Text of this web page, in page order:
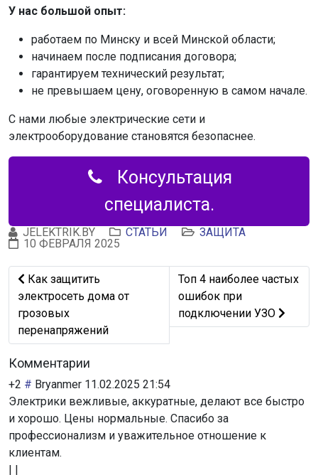
У нас большой опыт:
работаем по Минску и всей Минской области;
начинаем после подписания договора;
гарантируем технический результат;
не превышаем цену, оговоренную в самом начале.
С нами любые электрические сети и
электрооборудование становятся безопаснее.
Консультация
специалиста.
JELEKTRIK.BY СТАТЬИ
ЗАЩИТА
10 ФЕВРАЛЯ 2025
Предыдущий: Как защитить электросеть дома от
Как защитить
электросеть дома от
грозовых
перенапряжений
Следующий: Топ 4
Топ 4 наиболее частых
ошибок при
подключении УЗО
Комментарии
+2 # Bryanmer 11.02.2025 21:54
Электрики вежливые, аккуратные, делают все быстро
и хорошо. Цены нормальные. Спасибо за
профессионализм и уважительное отношение к
клиентам.